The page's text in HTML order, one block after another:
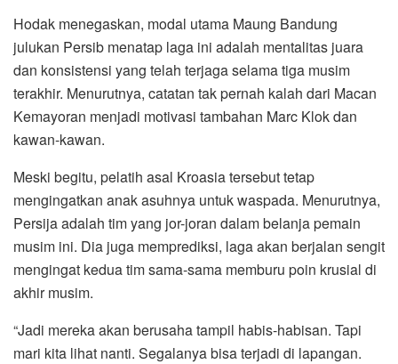
Hodak menegaskan, modal utama Maung Bandung
julukan Persib menatap laga ini adalah mentalitas juara
dan konsistensi yang telah terjaga selama tiga musim
terakhir. Menurutnya, catatan tak pernah kalah dari Macan
Kemayoran menjadi motivasi tambahan Marc Klok dan
kawan-kawan.
Meski begitu, pelatih asal Kroasia tersebut tetap
mengingatkan anak asuhnya untuk waspada. Menurutnya,
Persija adalah tim yang jor-joran dalam belanja pemain
musim ini. Dia juga memprediksi, laga akan berjalan sengit
mengingat kedua tim sama-sama memburu poin krusial di
akhir musim.
“Jadi mereka akan berusaha tampil habis-habisan. Tapi
mari kita lihat nanti. Segalanya bisa terjadi di lapangan.